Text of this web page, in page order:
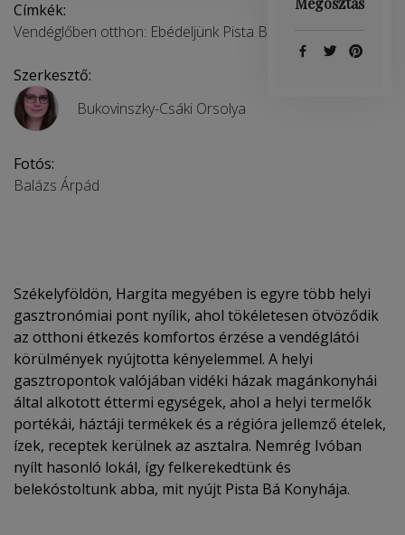
Címkék:
Vendéglőben otthon: Ebédeljünk Pista Bá Konyhájában
Szerkesztő:
Bukovinszky-Csáki Orsolya
Fotós:
Balázs Árpád
Székelyföldön, Hargita megyében is egyre több helyi
gasztronómiai pont nyílik, ahol tökéletesen ötvöződik
az otthoni étkezés komfortos érzése a vendéglátói
körülmények nyújtotta kényelemmel. A helyi
gasztropontok valójában vidéki házak magánkonyhái
által alkotott éttermi egységek, ahol a helyi termelők
portékái, háztáji termékek és a régióra jellemző ételek,
ízek, receptek kerülnek az asztalra. Nemrég Ivóban
nyílt hasonló lokál, így felkerekedtünk és
belekóstoltunk abba, mit nyújt Pista Bá Konyhája.